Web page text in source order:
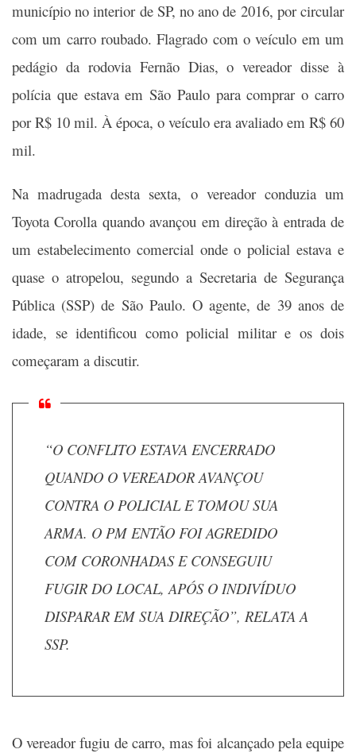
município no interior de SP, no ano de 2016, por circular
com um carro roubado. Flagrado com o veículo em um
pedágio da rodovia Fernão Dias, o vereador disse à
polícia que estava em São Paulo para comprar o carro
por R$ 10 mil. À época, o veículo era avaliado em R$ 60
mil.
Na madrugada desta sexta, o vereador conduzia um
Toyota Corolla quando avançou em direção à entrada de
um estabelecimento comercial onde o policial estava e
quase o atropelou, segundo a Secretaria de Segurança
Pública (SSP) de São Paulo. O agente, de 39 anos de
idade, se identificou como policial militar e os dois
começaram a discutir.
“O CONFLITO ESTAVA ENCERRADO
QUANDO O VEREADOR AVANÇOU
CONTRA O POLICIAL E TOMOU SUA
ARMA. O PM ENTÃO FOI AGREDIDO
COM CORONHADAS E CONSEGUIU
FUGIR DO LOCAL, APÓS O INDIVÍDUO
DISPARAR EM SUA DIREÇÃO”, RELATA A
SSP.
O vereador fugiu de carro, mas foi alcançado pela equipe